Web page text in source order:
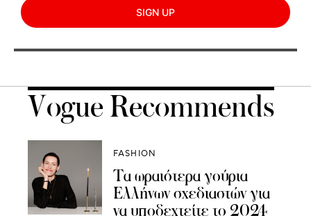
SIGN UP
Vogue Recommends
FASHION
Τα ωραιότερα γούρια
Ελλήνων σχεδιαστών για
να υποδεχτείτε το 2024